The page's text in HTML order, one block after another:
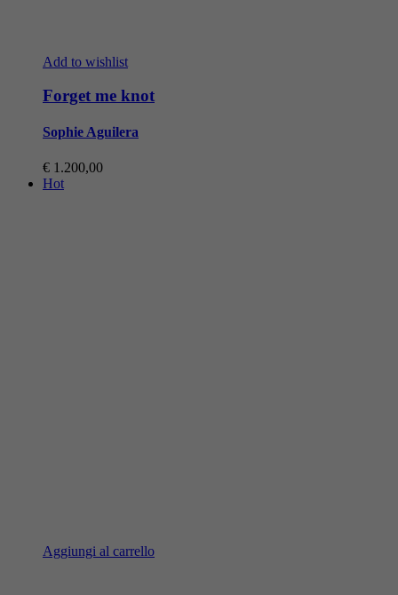
Add to wishlist
Forget me knot
Sophie Aguilera
€ 1.200,00
Hot
Aggiungi al carrello